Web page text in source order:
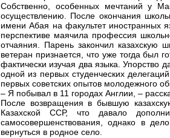
Собственно, особенных мечтаний у
осуществлению. После окончания
имени Абая на факультет иностранных
перспективе маячила профессия
отчаяния. Парень закончил казахскую
ветеран признается, что уже тогда был
фактически изучая два языка. Упорство
одной из первых студенческих
первых советских опытов молодежного
– Я побывал в 11 городах Англии, –
После возвращения в бывшую
Казахской ССР, что давало
самосовершенствования, однако в
вернуться в родное село.